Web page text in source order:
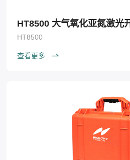
HT8500 大气氧化亚氮激光
HT8500
查看更多